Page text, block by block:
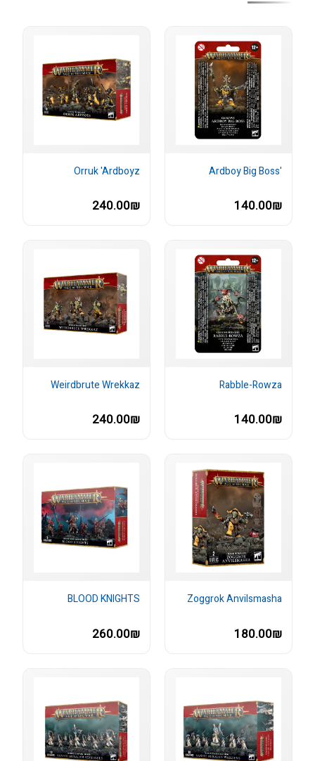
'Ardboy Big Boss
140.00₪
Orruk 'Ardboyz
240.00₪
Rabble-Rowza
140.00₪
Weirdbrute Wrekkaz
240.00₪
Zoggrok Anvilsmasha
180.00₪
BLOOD KNIGHTS
260.00₪